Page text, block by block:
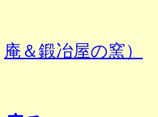
庵＆鍛冶屋の窯）